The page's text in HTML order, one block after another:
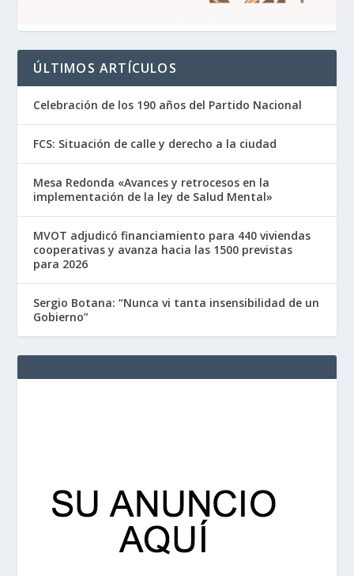
ÚLTIMOS ARTÍCULOS
Celebración de los 190 años del Partido Nacional
FCS: Situación de calle y derecho a la ciudad
Mesa Redonda «Avances y retrocesos en la
implementación de la ley de Salud Mental»
MVOT adjudicó financiamiento para 440 viviendas
cooperativas y avanza hacia las 1500 previstas
para 2026
Sergio Botana: “Nunca vi tanta insensibilidad de un
Gobierno”